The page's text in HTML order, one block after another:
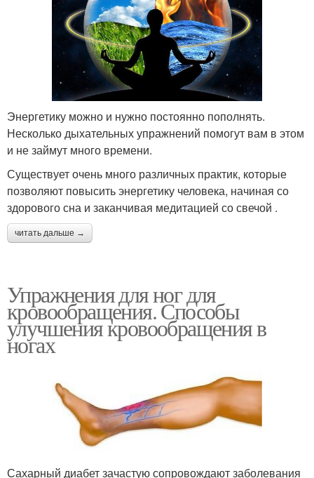
Энергетику можно и нужно постоянно пополнять.
Несколько дыхательных упражнений помогут вам в этом
и не займут много времени.
Существует очень много различных практик, которые
позволяют повысить энергетику человека, начиная со
здорового сна и заканчивая медитацией со свечой .
читать дальше →
Упражнения для ног для
кровообращения. Способы
улучшения кровообращения в
ногах
Сахарный диабет зачастую сопровождают заболевания